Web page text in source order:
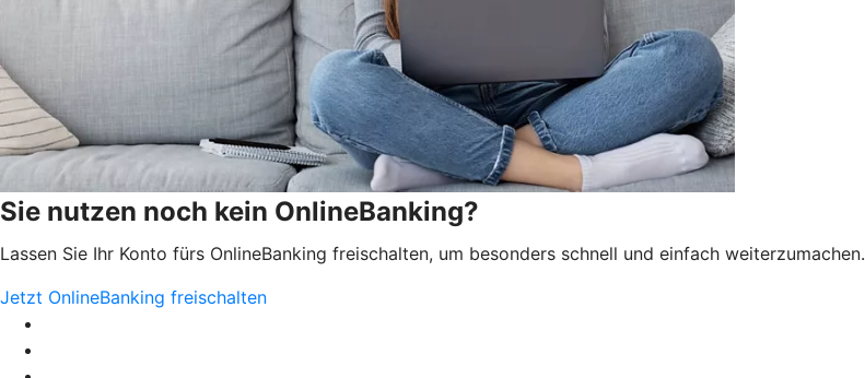
Sie nutzen noch kein OnlineBanking?
Lassen Sie Ihr Konto fürs OnlineBanking freischalten, um besonders schnell und einfach weiterzumachen.
Jetzt OnlineBanking freischalten